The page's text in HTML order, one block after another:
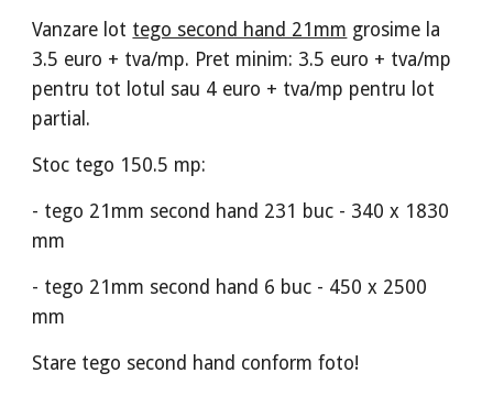
Vanzare lot tego second hand 21mm grosime la
3.5 euro + tva/mp. Pret minim: 3.5 euro + tva/mp
pentru tot lotul sau 4 euro + tva/mp pentru lot
partial.
Stoc tego 150.5 mp:
- tego 21mm second hand 231 buc - 340 x 1830
mm
- tego 21mm second hand 6 buc - 450 x 2500
mm
Stare tego second hand conform foto!